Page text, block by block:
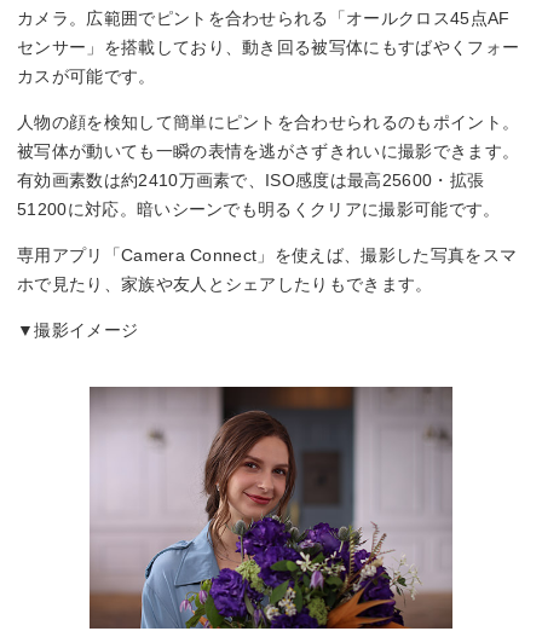
撮影感度
標準：ISO100～25600
拡張：ISO51200
記録フォーマット
JPEG/RAW
シャッタースピード
カメラ。広範囲でピントを合わせられる「オールクロス45点AF
センサー」を搭載しており、動き回る被写体にもすばやくフォー
カスが可能です。
人物の顔を検知して簡単にピントを合わせられるのもポイント。
被写体が動いても一瞬の表情を逃がさずきれいに撮影できます。
有効画素数は約2410万画素で、ISO感度は最高25600・拡張
51200に対応。暗いシーンでも明るくクリアに撮影可能です。
専用アプリ「Camera Connect」を使えば、撮影した写真をスマ
ホで見たり、家族や友人とシェアしたりもできます。
▼撮影イメージ